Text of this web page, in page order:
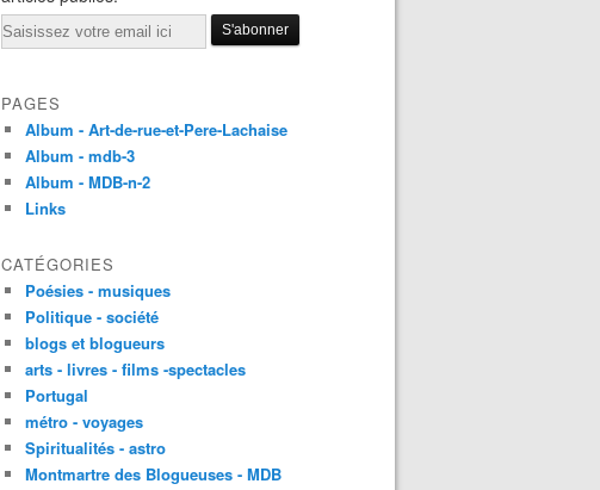
Email
PAGES
Album - Art-de-rue-et-Pere-Lachaise
Album - mdb-3
Album - MDB-n-2
Links
CATÉGORIES
Poésies - musiques
Politique - société
blogs et blogueurs
arts - livres - films -spectacles
Portugal
métro - voyages
Spiritualités - astro
Montmartre des Blogueuses - MDB